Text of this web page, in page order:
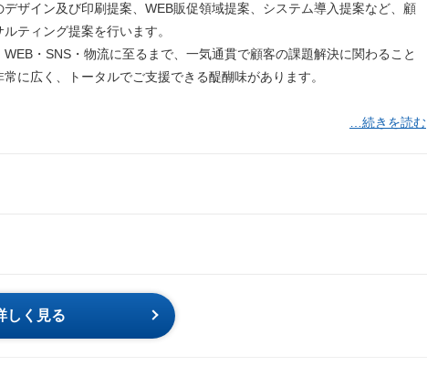
ザイン及び印刷提案、WEB販促領域提案、システム導⼊提案など、顧
ティング提案を行います。
・SNS・物流に⾄るまで、⼀気通貫で顧客の課題解決に関わること
に広く、トータルでご支援できる醍醐味があります。
…続きを読む
しく見る